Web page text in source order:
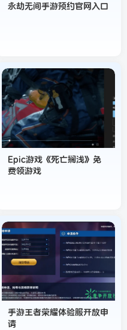
永劫无间手游预约官网入口
Epic游戏《死亡搁浅》免
费领游戏
手游王者荣耀体验服开放申
请